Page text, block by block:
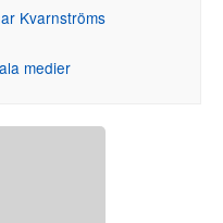
Kvarnströms
medier